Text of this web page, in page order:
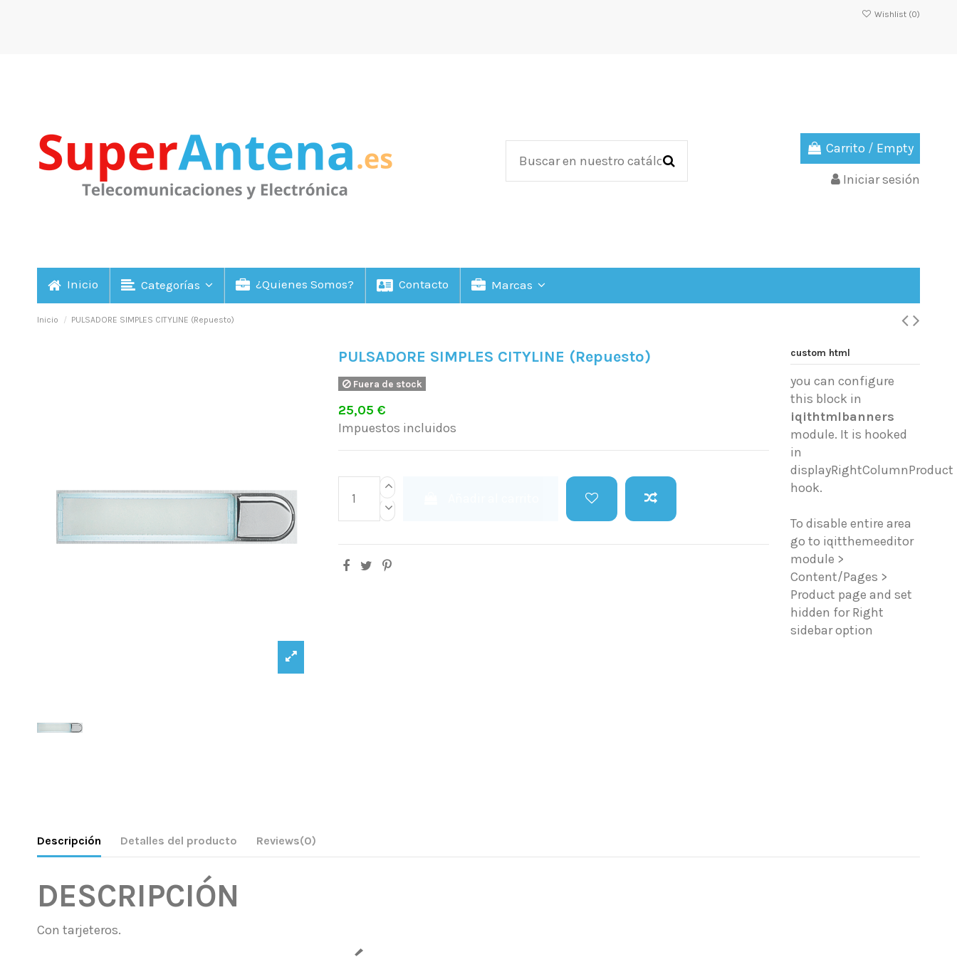
Wishlist (0)
Carrito / Empty
Iniciar sesión
Inicio Categorías ¿Quienes Somos? Contacto Marcas
Inicio PULSADORE SIMPLES CITYLINE (Repuesto)
PULSADORE SIMPLES CITYLINE (Repuesto)
Fuera de stock
25,05 €
Impuestos incluidos
custom html
you can configure
this block in
iqithtmlbanners
module. It is hooked
in
displayRightColumnProduct
hook.
To disable entire area
go to iqitthemeeditor
module >
Content/Pages >
Product page and set
hidden for Right
sidebar option
Descripción Detalles del producto Reviews(0)
DESCRIPCIÓN
Con tarjeteros.